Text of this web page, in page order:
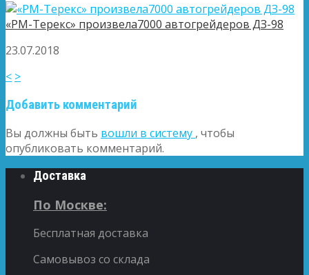
«РМ-Терекс» произвела7000 автогрейдеров ДЗ-98
23.07.2018
< >
Добавить комментарий
Вы должны быть вошли в систему , чтобы
опубликовать комментарий.
Доставка
По Москве:
Бесплатная доставка
Самовывоз со склада